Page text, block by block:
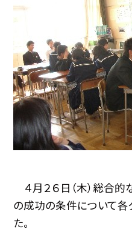
４月２６日（木）総合
の成功の条件について各
た。